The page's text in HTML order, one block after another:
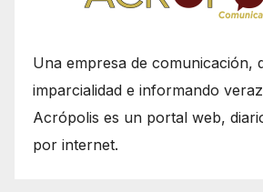
Una empresa de comunicación,
imparcialidad e informando
Acrópolis es un portal web,
por internet.